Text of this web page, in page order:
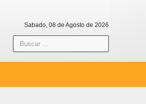
Sabado, 08 de Agosto de 2026